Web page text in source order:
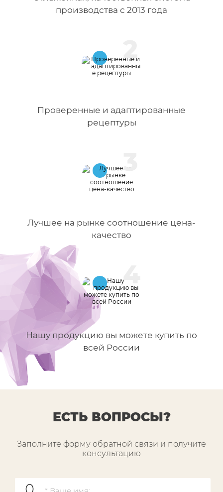
производства с 2013 года
2
Проверенные и адаптированные
рецептуры
3
Лучшее на рынке соотношение цена-
качество
4
Нашу продукцию вы можете купить по
всей России
ЕСТЬ ВОПРОСЫ?
Заполните форму обратной связи и получите
консультацию